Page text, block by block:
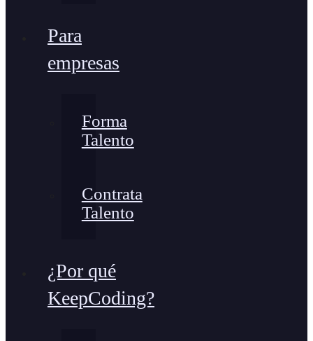
Para
empresas
Forma
Talento
Contrata
Talento
¿Por qué
KeepCoding?